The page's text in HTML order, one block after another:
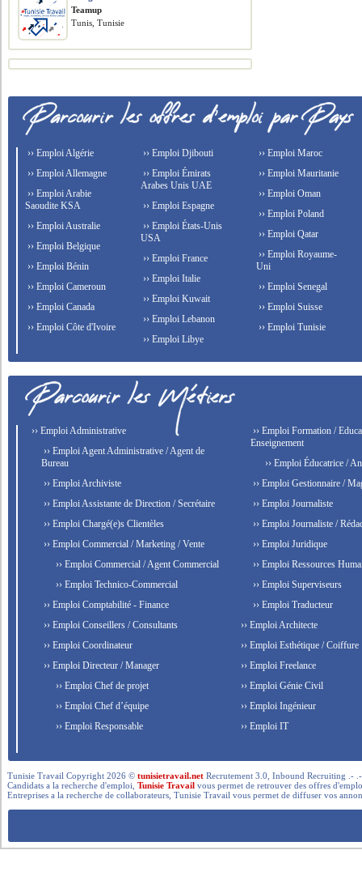
Teamup
Tunis, Tunisie
›› Emploi Algérie
›› Emploi Allemagne
›› Emploi Arabie
Saoudite KSA
›› Emploi Australie
›› Emploi Belgique
›› Emploi Bénin
›› Emploi Cameroun
›› Emploi Canada
›› Emploi Côte d'Ivoire
›› Emploi Djibouti
›› Emploi Émirats
Arabes Unis UAE
›› Emploi Espagne
›› Emploi États-Unis
USA
›› Emploi France
›› Emploi Italie
›› Emploi Kuwait
›› Emploi Lebanon
›› Emploi Libye
›› Emploi Maroc
›› Emploi Mauritanie
›› Emploi Oman
›› Emploi Poland
›› Emploi Qatar
›› Emploi Royaume-
Uni
›› Emploi Senegal
›› Emploi Suisse
›› Emploi Tunisie
›› Emploi Administrative
›› Emploi Agent Administrative / Agent de
Bureau
›› Emploi Archiviste
›› Emploi Assistante de Direction / Secrétaire
›› Emploi Chargé(e)s Clientèles
›› Emploi Commercial / Marketing / Vente
›› Emploi Commercial / Agent Commercial
›› Emploi Technico-Commercial
›› Emploi Comptabilité - Finance
›› Emploi Conseillers / Consultants
›› Emploi Coordinateur
›› Emploi Directeur / Manager
›› Emploi Chef de projet
›› Emploi Chef d’équipe
›› Emploi Responsable
›› Emploi Formation /
Enseignement
›› Emploi Éducatrice /
›› Emploi Gestionnaire /
›› Emploi Journaliste
›› Emploi Journaliste /
›› Emploi Juridique
›› Emploi Ressources
›› Emploi Superviseurs
›› Emploi Traducteur
›› Emploi Architecte
›› Emploi Esthétique / Coiffure
›› Emploi Freelance
›› Emploi Génie Civil
›› Emploi Ingénieur
›› Emploi IT
Tunisie Travail Copyright 2026 ©tunisietravail.net Recrutement 3.0, Inbound Recruiting .-
Candidats a la recherche d'emploi,Tunisie Travail vous permet de retrouver des offres
Entreprises a la recherche de collaborateurs, Tunisie Travail vous permet de diffuser vos